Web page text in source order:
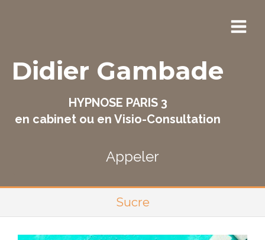
Didier Gambade
HYPNOSE PARIS 3
en cabinet ou en Visio-Consultation
Appeler
Sucre